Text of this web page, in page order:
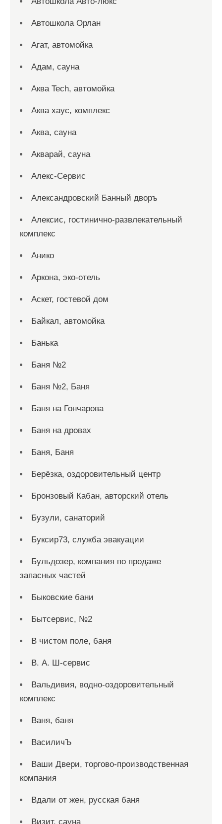
Автошкола Орлан
Агат, автомойка
Адам, сауна
Аква Tech, автомойка
Аква хаус, комплекс
Аква, сауна
Акварай, сауна
Алекс-Сервис
Александровский Банный дворъ
Алексис, гостинично-развлекательный
комплекс
Анико
Аркона, эко-отель
Аскет, гостевой дом
Байкал, автомойка
Банька
Баня №2
Баня №2, Баня
Баня на Гончарова
Баня на дровах
Баня, Баня
Берёзка, оздоровительный центр
Бронзовый Кабан, авторский отель
Бузули, санаторий
Буксир73, служба эвакуации
Бульдозер, компания по продаже
запасных частей
Быковские бани
Бытсервис, №2
В чистом поле, баня
В. А. Ш-сервис
Вальдивия, водно-оздоровительный
комплекс
Ваня, баня
ВасиличЪ
Ваши Двери, торгово-производственная
компания
Вдали от жен, русская баня
Визит, сауна